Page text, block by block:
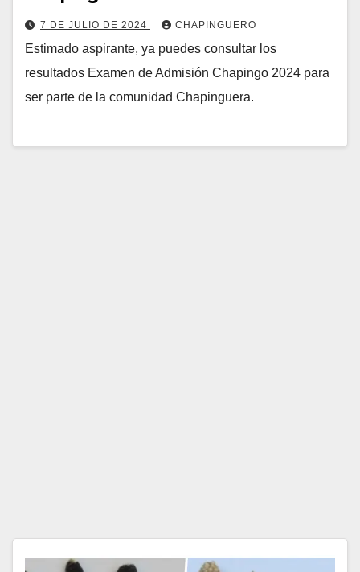
7 DE JULIO DE 2024 CHAPINGUERO
Estimado aspirante, ya puedes consultar los
resultados Examen de Admisión Chapingo 2024 para
ser parte de la comunidad Chapinguera.